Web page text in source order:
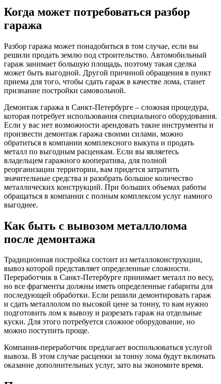
Когда может потребоваться разбор
гаража
Разбор гаража может понадобиться в том случае, если вы
решили продать землю под строительство. Автомобильный
гараж занимает большую площадь, поэтому такая сделка
может быть выгодной. Другой причиной обращения в пункт
приема для того, чтобы сдать гараж в качестве лома, станет
признание постройки самовольной.
Демонтаж гаража в Санкт-Петербурге – сложная процедура,
которая потребует использования специального оборудования.
Если у вас нет возможности арендовать такие инструменты и
произвести демонтаж гаража своими силами, можно
обратиться в компании комплексного выкупа и продать
металл по выгодным расценкам. Если вы являетесь
владельцем гаражного кооператива, для полной
реорганизации территории, вам придется затратить
значительные средства и разобрать большое количество
металлических конструкций. При больших объемах работы
обращаться в компании с полным комплексом услуг намного
выгоднее.
Как быть с вывозом металлолома
после демонтажа
Традиционная постройка состоит из металлоконструкции,
вывоз которой представляет определенные сложности.
Переработчик в Санкт-Петербурге принимает металл по весу,
но все фрагменты должны иметь определенные габариты для
последующей обработки. Если решили демонтировать гараж
и сдать металлолом по высокой цене за тонну, то вам нужно
подготовить лом к вывозу и разрезать гараж на отдельные
куски. Для этого потребуется сложное оборудование, но
можно поступить проще.
Компания-переработчик предлагает воспользоваться услугой
вывоза. В этом случае расценки за тонну лома будут включать
оказание дополнительных услуг, зато вы экономите время.